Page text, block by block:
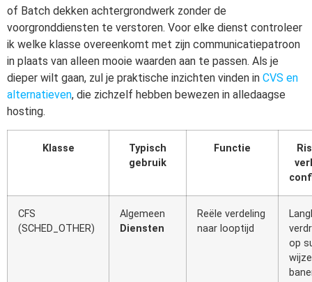
of Batch dekken achtergrondwerk zonder de
voorgronddiensten te verstoren. Voor elke dienst controleer
ik welke klasse overeenkomt met zijn communicatiepatroon
in plaats van alleen mooie waarden aan te passen. Als je
dieper wilt gaan, zul je praktische inzichten vinden in CVS en
alternatieven, die zichzelf hebben bewezen in alledaagse
hosting.
Klasse
Typisch
gebruik
Functie
CFS
(SCHED_OTHER)
Algemeen
Diensten
Reële verdeling
naar looptijd
op